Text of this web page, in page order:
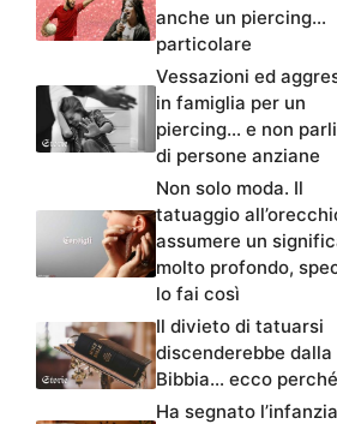
anche un piercing…
particolare
Vessazioni ed
in famiglia per un
piercing… e non
di persone anziane
Non solo moda. Il
tatuaggio
assumere un
molto profondo,
lo fai così
Il divieto di tatuarsi
discenderebbe dalla
Bibbia… ecco perché
Ha segnato